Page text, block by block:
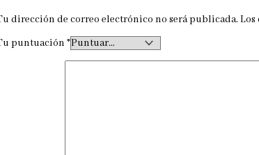
dirección de correo electrónico no será publicada.Los
puntuación *